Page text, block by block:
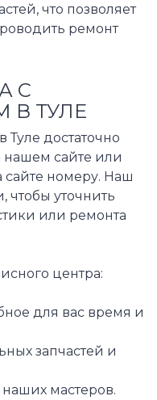
что позволяет
ремонт
С
В ТУЛЕ
Туле достаточно
нашем сайте или
сайте номеру. Наш
чтобы уточнить
или ремонта
центра:
для вас время и
запчастей и
мастеров.